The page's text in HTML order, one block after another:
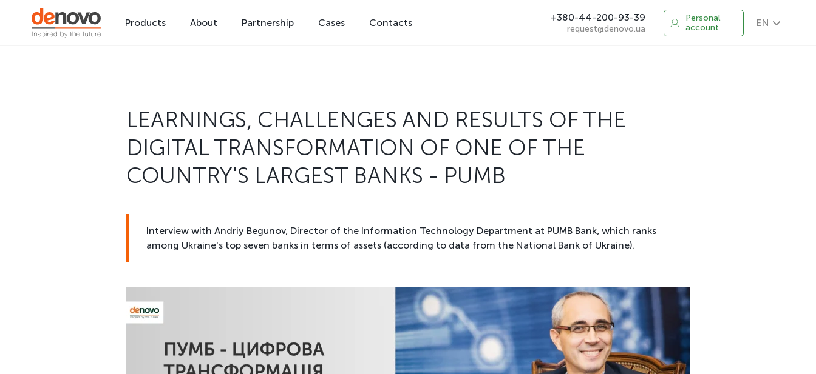
Products About Partnership Cases Contacts +380-44-200-93-39
request@denovo.ua
Personal
account
EN
LEARNINGS, CHALLENGES AND RESULTS OF THE
DIGITAL TRANSFORMATION OF ONE OF THE
COUNTRY'S LARGEST BANKS - PUMB
Interview with Andriy Begunov, Director of the Information Technology Department at PUMB Bank, which ranks
among Ukraine's top seven banks in terms of assets (according to data from the National Bank of Ukraine).